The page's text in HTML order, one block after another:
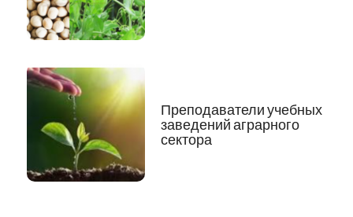
Преподаватели учебных
заведений аграрного
сектора